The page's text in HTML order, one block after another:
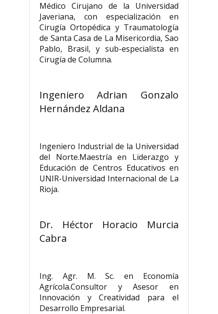
Médico Cirujano de la Universidad
Javeriana, con especialización en
Cirugía Ortopédica y Traumatología
de Santa Casa de La Misericordia, Sao
Pablo, Brasil, y sub-especialista en
Cirugía de Columna.
Ingeniero Adrian Gonzalo
Hernández Aldana
Ingeniero Industrial de la Universidad
del Norte.Maestría en Liderazgo y
Educación de Centros Educativos en
UNIR-Universidad Internacional de La
Rioja.
Dr. Héctor Horacio Murcia
Cabra
Ing. Agr. M. Sc. en Economía
Agrícola.Consultor y Asesor en
Innovación y Creatividad para el
Desarrollo Empresarial.